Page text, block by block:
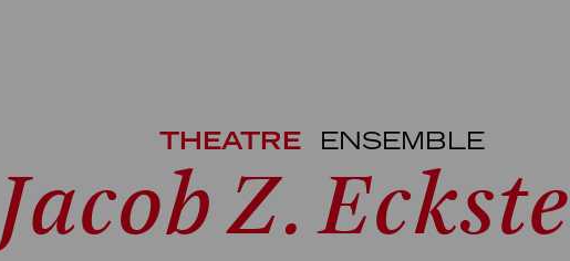
THEATRE ENSEMBLE
Jacob Z.